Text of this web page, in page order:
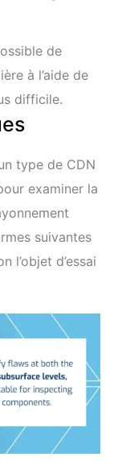
de
à l’aide de
difficile.
type de CDN
examiner la
suivantes
l’objet d’essai